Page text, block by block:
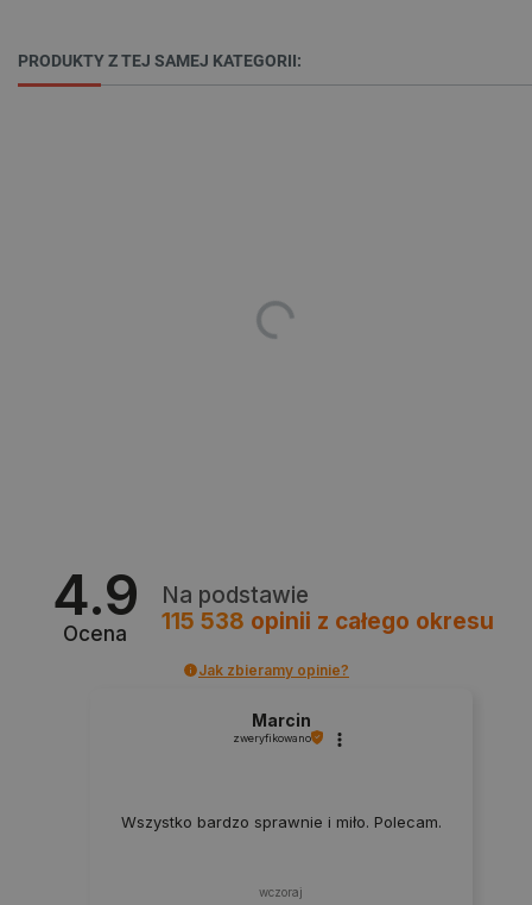
PRODUKTY Z TEJ SAMEJ KATEGORII:
4.9
Ocena
Na podstawie
115 538 opinii z całego okresu
Jak zbieramy opinie?
Marcin
zweryfikowano
Wszystko bardzo sprawnie i miło. Polecam.
wczoraj
prawidłowo korzystać ze strony internetowej.